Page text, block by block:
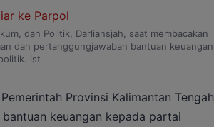
dan Politik, Darliansjah, saat membacakan
dan pertanggungjawaban bantuan keuangan
ist
Provinsi Kalimantan Tengah
keuangan kepada partai